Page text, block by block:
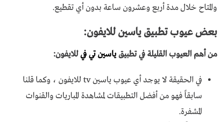
والمتاح خلال مدة أربع وعشرون ساعة بدون أي تقطيع.
بعض عيوب تطبيق ياسين للايفون:
من أهم العيوب القليلة في تطبيقياسين تي فيللايفون:
في الحقيقة لا يوجد أي عيوب ياسين tv للايفون
، وكما قلنا
سابقاً فهو من أفضل التطبيقات لمشاهدة المباريات والقنوات
المشفرة.